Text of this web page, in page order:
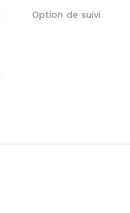
Option de suivi